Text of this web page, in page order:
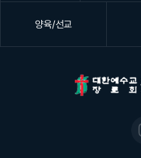
양육/선교